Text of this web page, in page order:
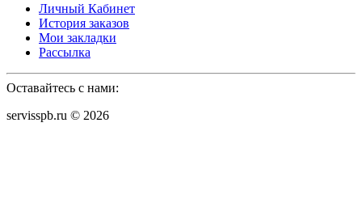
Личный Кабинет
История заказов
Мои закладки
Рассылка
Оставайтесь с нами:
servisspb.ru © 2026